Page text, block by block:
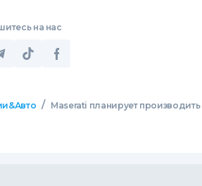
на нас
/
Maserati планирует производить